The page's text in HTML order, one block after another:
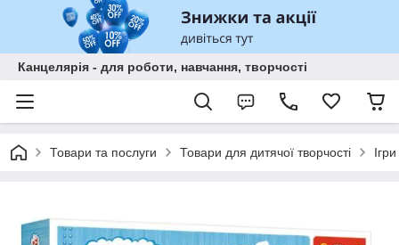
Канцелярія - для роботи, навчання, творчості
Товари та послуги Товари для дитячої творчості